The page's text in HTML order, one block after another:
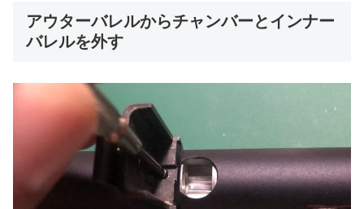
アウターバレルからチャンバーとインナー
バレルを外す